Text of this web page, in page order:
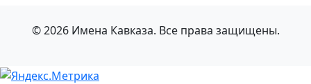
© 2026 Имена Кавказа. Все права защищены.